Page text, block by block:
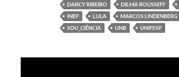
DARCY RIBEIRO
DILMA ROUSSEFF
INEP
LULA MARCOS LINDENBERG
SOU_CIÊNCIA
UNB UNIFESP